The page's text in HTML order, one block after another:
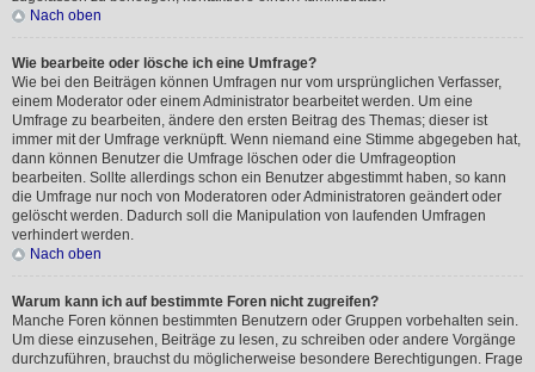
Nach oben
Wie bearbeite oder lösche ich eine Umfrage?
Wie bei den Beiträgen können Umfragen nur vom ursprünglichen Verfasser,
einem Moderator oder einem Administrator bearbeitet werden. Um eine
Umfrage zu bearbeiten, ändere den ersten Beitrag des Themas; dieser ist
immer mit der Umfrage verknüpft. Wenn niemand eine Stimme abgegeben hat,
dann können Benutzer die Umfrage löschen oder die Umfrageoption
bearbeiten. Sollte allerdings schon ein Benutzer abgestimmt haben, so kann
die Umfrage nur noch von Moderatoren oder Administratoren geändert oder
gelöscht werden. Dadurch soll die Manipulation von laufenden Umfragen
verhindert werden.
Nach oben
Warum kann ich auf bestimmte Foren nicht zugreifen?
Manche Foren können bestimmten Benutzern oder Gruppen vorbehalten sein.
Um diese einzusehen, Beiträge zu lesen, zu schreiben oder andere Vorgänge
durchzuführen, brauchst du möglicherweise besondere Berechtigungen. Frage